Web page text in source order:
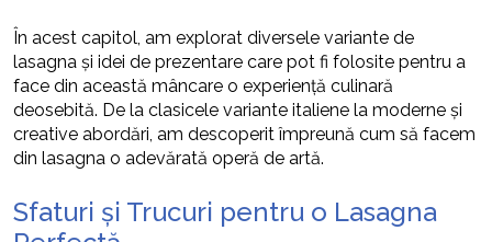
În acest capitol, am explorat diversele variante de
lasagna și idei de prezentare care pot fi folosite pentru a
face din această mâncare o experiență culinară
deosebită. De la clasicele variante italiene la moderne și
creative abordări, am descoperit împreună cum să facem
din lasagna o adevărată operă de artă.
Sfaturi și Trucuri pentru o Lasagna